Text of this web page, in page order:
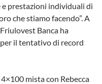
e prestazioni individuali di
che stiamo facendo”. A
Banca ha
il tentativo di record
mista con Rebecca